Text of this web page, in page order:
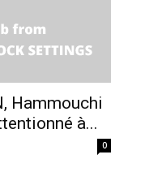
Hammouchi
à...
0